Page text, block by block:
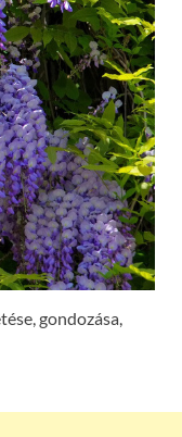
gondozása,